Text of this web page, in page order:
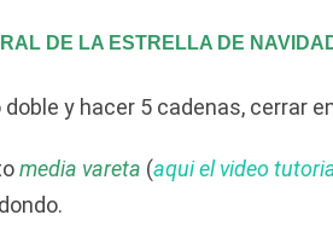
DE LA ESTRELLA DE
y hacer 5 cadenas, cerrar
media vareta (aqui el video